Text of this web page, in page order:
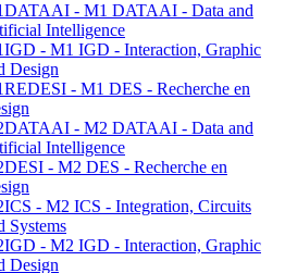
- M1 DATAAI - Data and
Intelligence
- M1 IGD - Interaction, Graphic
Design
- M1 DES - Recherche en
- M2 DATAAI - Data and
Intelligence
- M2 DES - Recherche en
- M2 ICS - Integration, Circuits
Systems
- M2 IGD - Interaction, Graphic
Design